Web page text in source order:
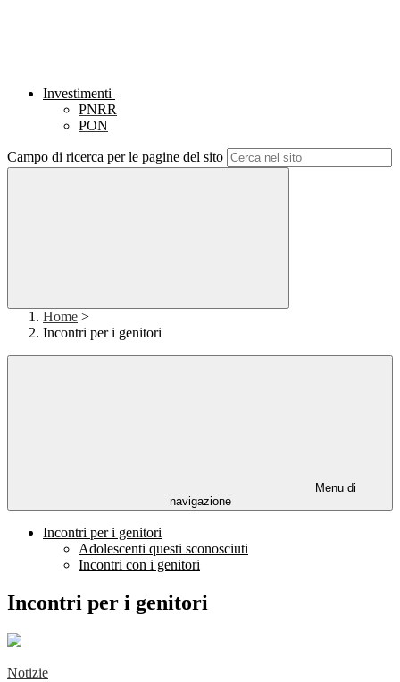
Investimenti
PNRR
PON
Campo di ricerca per le pagine del sito
Home >
Incontri per i genitori
Menu di
navigazione
Incontri per i genitori
Adolescenti questi sconosciuti
Incontri con i genitori
Incontri per i genitori
Notizie